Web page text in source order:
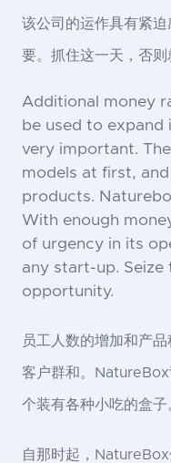
该公司的运作具有紧
要。抓住这一天，否则
Additional money
be used to expand
very important.
models at first,
products.
With enough
of urgency in its
any start-up. Seize
opportunity.
员工人数的增加和产
客户群和。NatureBox
个装有各种小吃的盒子
自那时起，